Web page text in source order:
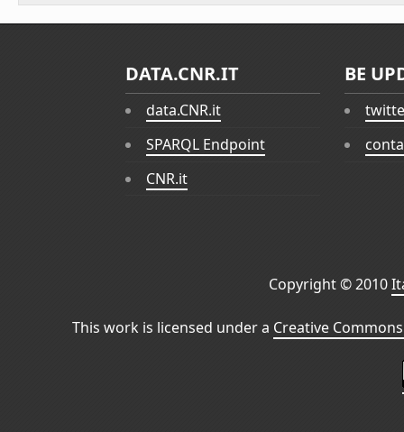
DATA.CNR.IT
data.CNR.it
SPARQL Endpoint
CNR.it
BE
Copyright © 2010
This work is licensed under a Creative